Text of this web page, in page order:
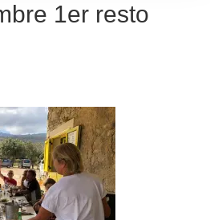
1er resto